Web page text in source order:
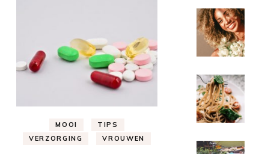
MOOI
TIPS
VERZORGING
VROUWEN